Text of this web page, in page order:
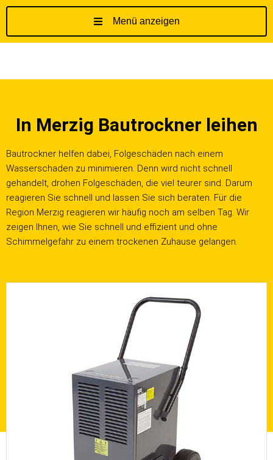
t
s
p
r
i
n
g
Menü anzeigen
In Merzig Bautrockner leihen
Bautrockner helfen dabei, Folgeschäden nach einem
Wasserschaden zu minimieren. Denn wird nicht schnell
gehandelt, drohen Folgeschäden, die viel teurer sind. Darum
reagieren Sie schnell und lassen Sie sich beraten. Für die
Region Merzig reagieren wir häufig noch am selben Tag. Wir
zeigen Ihnen, wie Sie schnell und effizient und ohne
Schimmelgefahr zu einem trockenen Zuhause gelangen.